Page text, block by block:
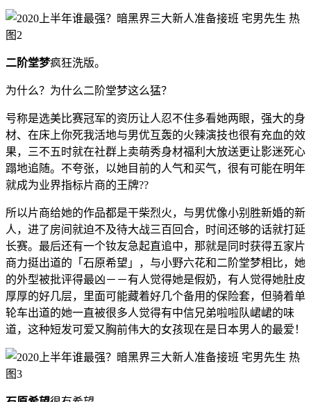
二阶堂梦疯狂洗版。
为什么？为什么二阶堂梦这么猛？
号称是选美比赛冠军的资历让人忍不住多看她两眼，强大的身
材、在床上你死我活地与男优互轰的火辣演技也很有充血的效
果，三不五时就在社群上卖萌秀身材福利大放送更让影迷死心
蹋地追随。不夸张，以她目前的人气和买气，很有可能在明年
就成为业界指标片商的王牌??
所以片商给她的作品都是干柴烈火，与男优像小别胜新婚的新
人，进了房间就迫不及待大战三百回合，时间还够的话就打延
长赛。最后还有一个钕友急起直追中，那就是同时获得五家片
商力挺出道的「石原希望」，与小野六花和二阶堂梦相比，她
的外型被批评得最凶－－有人觉得她是假奶，有人觉得她肚皮
厚厚的好几层，里面可能藏着好几个备用的保险套，但骑着单
轮车出道的她一直被很多人觉得有中信兄弟啦啦队峮峮的味
道，这种短发可爱又胸前伟大的女孩现在是日本男人的最爱！